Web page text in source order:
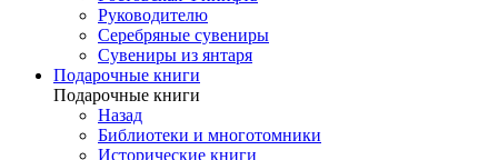
Руководителю
Серебряные сувениры
Сувениры из янтаря
Подарочные книги
Подарочные книги
Назад
Библиотеки и многотомники
Исторические книги